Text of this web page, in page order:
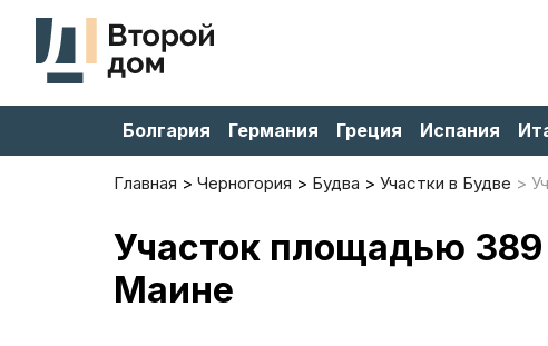
Болгария Германия Греция Испания
Главная Черногория Будва Участки в Будве
Участок площадью
Маине